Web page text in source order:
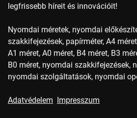
legfrissebb híreit és innovációit!
Nyomdai méretek, nyomdai
szakkifejezések, papírméter, A4
A1 méret, A0 méret, B4 méret, B3
B0 méret, nyomdai szakkifejezések,
nyomdai szolgáltatások, nyomdai
Adatvédelem Impresszum